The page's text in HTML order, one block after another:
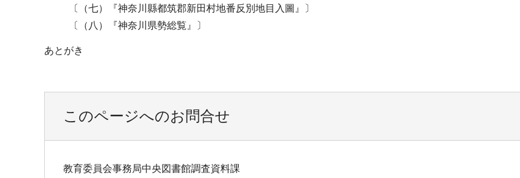
〔（七）『神奈川縣都筑郡新田村地番反別地目入圖』〕
〔（八）『神奈川県勢総覧』〕
あとがき
このページへのお問合せ
教育委員会事務局中央図書館調査資料課